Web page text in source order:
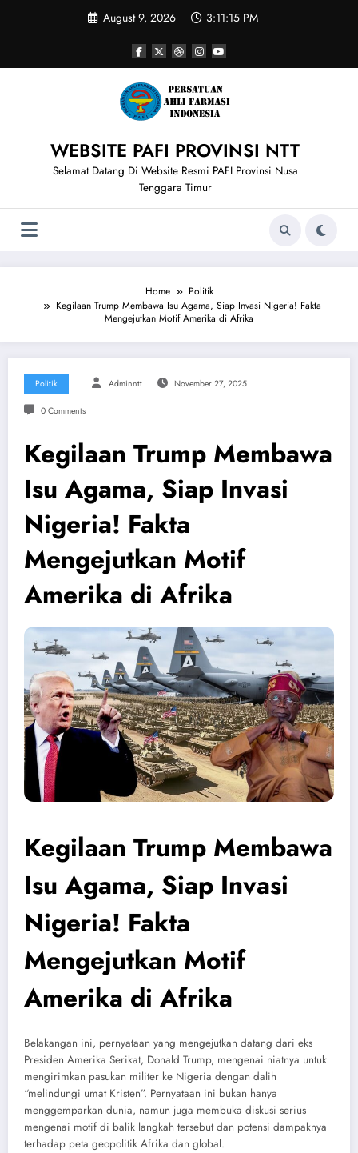
August 9, 2026 3:11:16 PM
WEBSITE PAFI PROVINSI NTT
Selamat Datang Di Website Resmi PAFI Provinsi Nusa
Tenggara Timur
Home
Politik
Kegilaan Trump Membawa Isu Agama, Siap Invasi Nigeria! Fakta
Mengejutkan Motif Amerika di Afrika
Politik Adminntt November 27, 2025
0 Comments
Kegilaan Trump Membawa
Isu Agama, Siap Invasi
Nigeria! Fakta
Mengejutkan Motif
Amerika di Afrika
Kegilaan Trump Membawa
Isu Agama, Siap Invasi
Nigeria! Fakta
Mengejutkan Motif
Amerika di Afrika
Belakangan ini, pernyataan yang mengejutkan datang dari eks
Presiden Amerika Serikat, Donald Trump, mengenai niatnya untuk
mengirimkan pasukan militer ke Nigeria dengan dalih
“melindungi umat Kristen”. Pernyataan ini bukan hanya
menggemparkan dunia, namun juga membuka diskusi serius
mengenai motif di balik langkah tersebut dan potensi dampaknya
terhadap peta geopolitik Afrika dan global.